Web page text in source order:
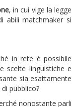
, in cui vige la legge
abili matchmaker si
in rete è possibile
scelte linguistiche e
sia esattamente
pubblico?
nonostante parli